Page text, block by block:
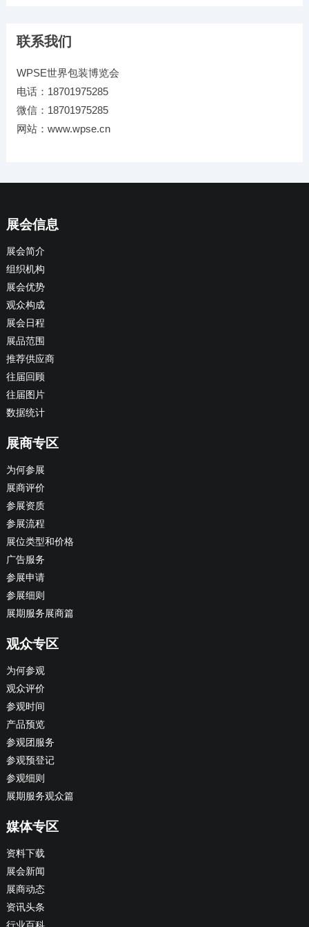
联系我们
WPSE世界包装博览会
电话：18701975285
微信：18701975285
网站：www.wpse.cn
展会信息
展会简介
组织机构
展会优势
观众构成
展会日程
展品范围
推荐供应商
往届回顾
往届图片
数据统计
展商专区
为何参展
展商评价
参展资质
参展流程
展位类型和价格
广告服务
参展申请
参展细则
展期服务展商篇
观众专区
为何参观
观众评价
参观时间
产品预览
参观团服务
参观预登记
参观细则
展期服务观众篇
媒体专区
资料下载
展会新闻
展商动态
资讯头条